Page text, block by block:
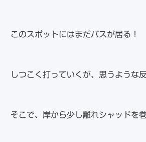
このスポットにはまだバスが居る！
しつこく打っていくが、思うような
そこで、岸から少し離れシャッドを